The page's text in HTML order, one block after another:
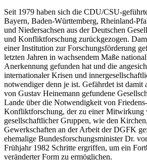
Seit 1979 haben sich die CDU/CSU-
Bayern, Baden-Württemberg, Rheinland-
und Niedersachsen aus der Deutschen
und Konfliktforschung zurückgezogen.
einer Institution zur Forschungsförderung
letzten Jahren in wachsendem Maße
Anerkennung gefunden hat und die
internationaler Krisen und
notwendiger denn je ist. Gefährdet ist damit
von Gustav Heinemann gefundene
Lande über die Notwendigkeit von
Konfliktforschung, der zu einer Mitwirkung
gesellschaftlicher Gruppen, wie den
Gewerkschaften an der Arbeit der DGFK
ehemalige Bundesforschungsminister Dr.
Frühjahr 1982 Schritte ergriffen, um ein
veränderter Form zu ermöglichen.